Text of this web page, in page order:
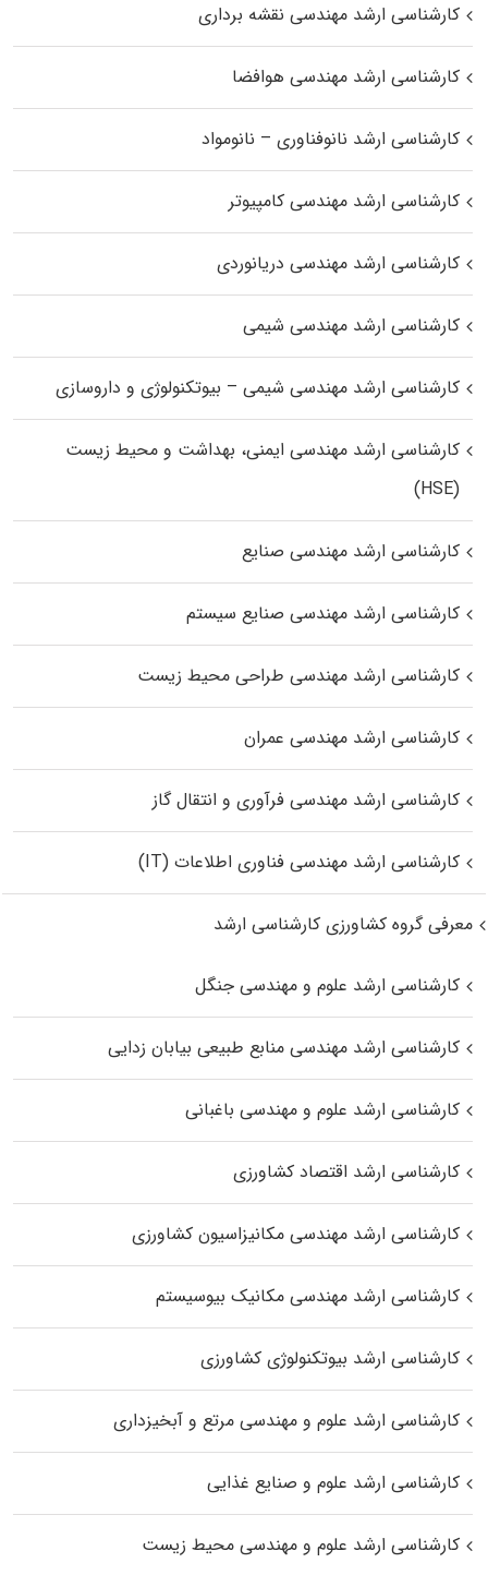
کارشناسی ارشد مهندسی نقشه برداری
کارشناسی ارشد مهندسی هوافضا
کارشناسی ارشد نانوفناوری – نانومواد
کارشناسی ارشد مهندسی کامپیوتر
کارشناسی ارشد مهندسی دریانوردی
کارشناسی ارشد مهندسی شیمی
کارشناسی ارشد مهندسی شیمی – بیوتکنولوژی و داروسازی
کارشناسی ارشد مهندسی ایمنی، بهداشت و محیط زیست
(HSE)
کارشناسی ارشد مهندسی صنایع
کارشناسی ارشد مهندسی صنایع سیستم
کارشناسی ارشد مهندسی طراحی محیط زیست
کارشناسی ارشد مهندسی عمران
کارشناسی ارشد مهندسی فرآوری و انتقال گاز
کارشناسی ارشد مهندسی فناوری اطلاعات (IT)
معرفی گروه کشاورزی کارشناسی ارشد
کارشناسی ارشد علوم و مهندسی جنگل
کارشناسی ارشد مهندسی منابع طبیعی بیابان زدایی
کارشناسی ارشد علوم و مهندسی باغبانی
کارشناسی ارشد اقتصاد کشاورزی
کارشناسی ارشد مهندسی مکانیزاسیون کشاورزی
کارشناسی ارشد مهندسی مکانیک بیوسیستم
کارشناسی ارشد بیوتکنولوژی کشاورزی
کارشناسی ارشد علوم و مهندسی مرتع و آبخیزداری
کارشناسی ارشد علوم و صنایع غذایی
کارشناسی ارشد علوم و مهندسی محیط زیست